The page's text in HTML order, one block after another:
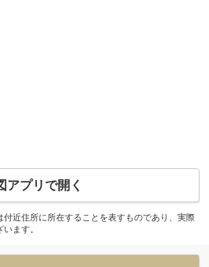
アプリで開く
近住所に所在することを表すものであり、実際
ます。